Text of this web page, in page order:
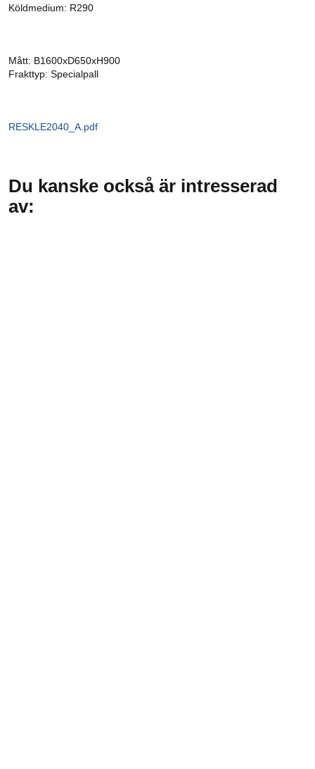
Köldmedium: R290
Mått: B1600xD650xH900
Frakttyp: Specialpall
RESKLE2040_A.pdf
Du kanske också är intresserad
av: